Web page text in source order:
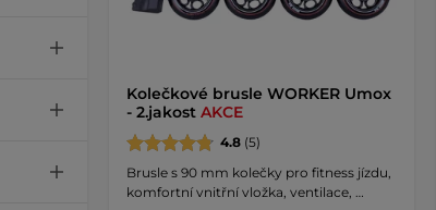
Kolečkové brusle WORKER Umox
- 2.jakost AKCE
4.8 (5)
Brusle s 90 mm kolečky pro fitness jízdu,
komfortní vnitřní vložka, ventilace, …